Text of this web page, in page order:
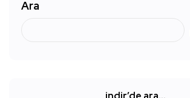
Ara